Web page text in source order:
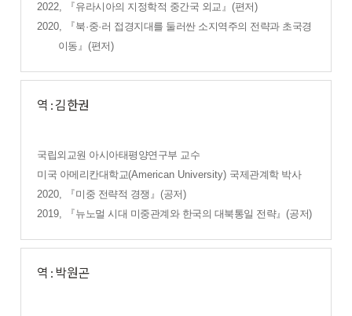
2022,
『유라시아의 지정학적 중간국 외교 』 (편저)
2020,
『북·중·러 접경지대를 둘러싼 소지역주의 전략과 초국경
이동 』 (편저)
역 : 김한권
국립외교원 아시아태평양연구부 교수
미국 아메리칸대학교(American University) 국제관계학 박사
2020,
『미중 전략적 경쟁 』 (공저)
2019,
『뉴노멀 시대 미중관계와 한국의 대북통일 전략』(공저)
역 : 박원곤